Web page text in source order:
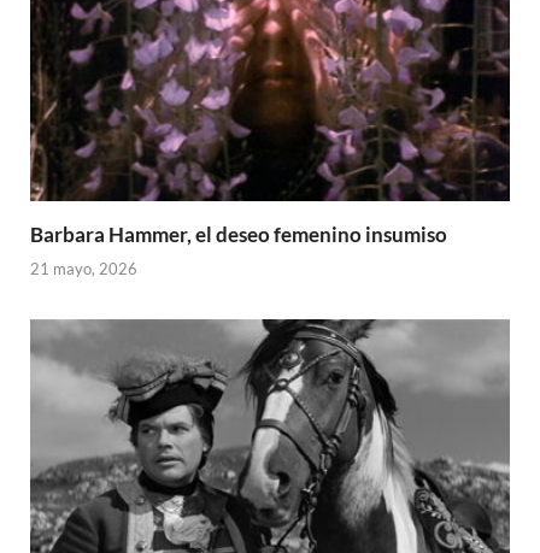
Barbara Hammer, el deseo femenino insumiso
21 mayo, 2026